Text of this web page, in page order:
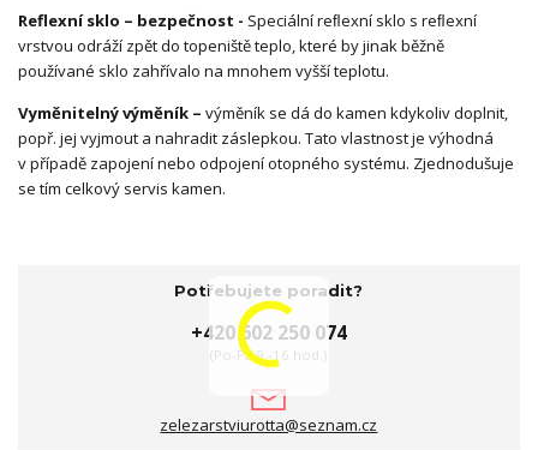
Reflexní sklo – bezpečnost - Speciální reﬂexní sklo s reﬂexní
vrstvou odráží zpět do topeniště teplo, které by jinak běžně
používané sklo zahřívalo na mnohem vyšší teplotu.
Vyměnitelný výměník – výměník se dá do kamen kdykoliv doplnit,
popř. jej vyjmout a nahradit záslepkou. Tato vlastnost je výhodná
v případě zapojení nebo odpojení otopného systému. Zjednodušuje
se tím celkový servis kamen.
Potřebujete poradit?
+420 602 250 074
(Po-Pá 9 -16 hod.)
zelezarstviurotta@seznam.cz